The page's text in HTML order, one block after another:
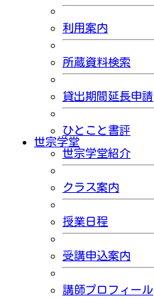
利用案内
所蔵資料検索
貸出期間延長申請
ひとこと書評
世宗学堂
世宗学堂紹介
クラス案内
授業日程
受講申込案内
講師プロフィール